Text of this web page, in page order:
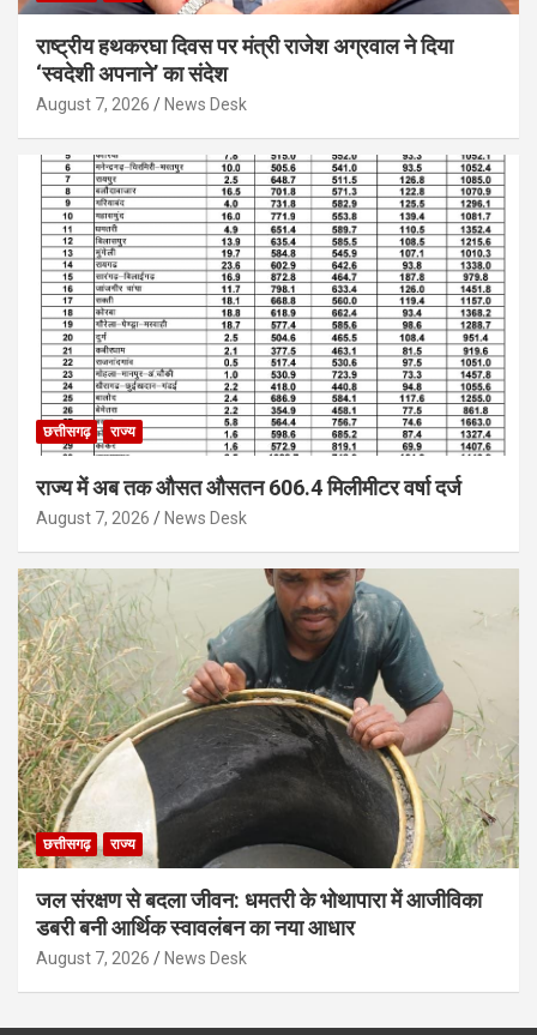
राष्ट्रीय हथकरघा दिवस पर मंत्री राजेश अग्रवाल ने दिया
‘स्वदेशी अपनाने’ का संदेश
August 7, 2026 News Desk
छत्तीसगढ़ राज्य
राज्य में अब तक औसत औसतन 606.4 मिलीमीटर वर्षा दर्ज
August 7, 2026 News Desk
छत्तीसगढ़ राज्य
जल संरक्षण से बदला जीवन: धमतरी के भोथापारा में आजीविका
डबरी बनी आर्थिक स्वावलंबन का नया आधार
August 7, 2026 News Desk